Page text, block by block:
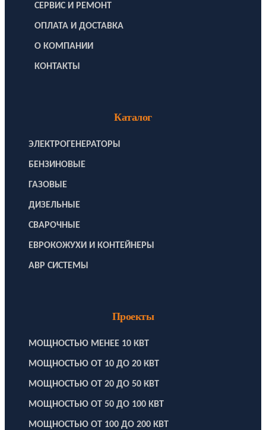
СЕРВИС И РЕМОНТ
ОПЛАТА И ДОСТАВКА
О КОМПАНИИ
КОНТАКТЫ
Каталог
ЭЛЕКТРОГЕНЕРАТОРЫ
БЕНЗИНОВЫЕ
ГАЗОВЫЕ
ДИЗЕЛЬНЫЕ
СВАРОЧНЫЕ
ЕВРОКОЖУХИ И КОНТЕЙНЕРЫ
АВР СИСТЕМЫ
Проекты
МОЩНОСТЬЮ МЕНЕЕ 10 КВТ
МОЩНОСТЬЮ ОТ 10 ДО 20 КВТ
МОЩНОСТЬЮ ОТ 20 ДО 50 КВТ
МОЩНОСТЬЮ ОТ 50 ДО 100 КВТ
МОЩНОСТЬЮ ОТ 100 ДО 200 КВТ